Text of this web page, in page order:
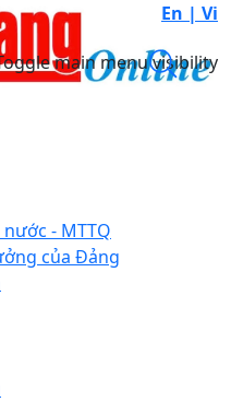
En | Vi
main menu visibility
- MTTQ
của Đảng